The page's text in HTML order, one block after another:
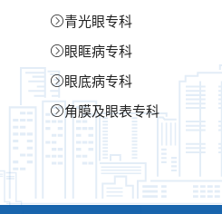
青光眼专科
眼眶病专科
眼底病专科
角膜及眼表专科